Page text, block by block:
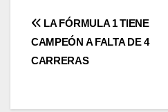
LA FÓRMULA 1 TIENE
CAMPEÓN A FALTA DE 4
CARRERAS